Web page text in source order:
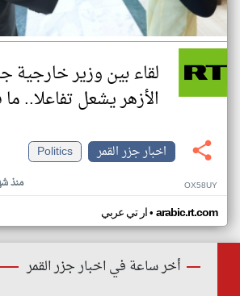
لقاء بين وزير خارجية
الأزهر يشعل تفاعلا..
اخبار جزر القمر
Politics
منذ OX58UY
ار تي عربي• arabic.rt.com
أخر ساعة في اخبار جزر القمر